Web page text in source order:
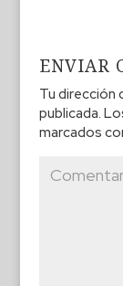
ENVIAR
Tu dirección
publicada.
marcados